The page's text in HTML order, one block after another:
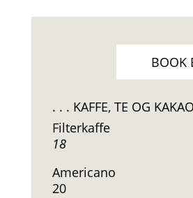
. . . KAFFE, TE OG KAKAO
Filterkaffe
18
Americano
20
BOOK